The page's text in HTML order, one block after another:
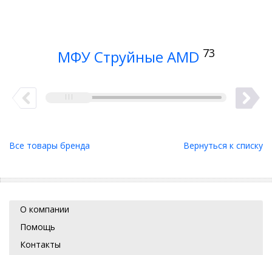
МФУ Струйные AMD 73
Все товары бренда Вернуться к списку
О компании
Помощь
Контакты